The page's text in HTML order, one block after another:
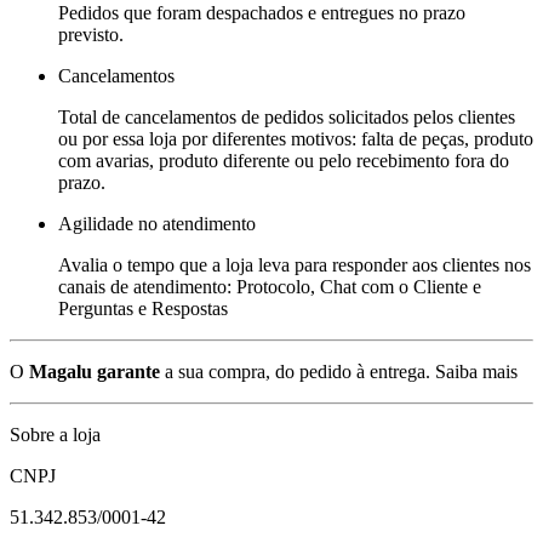
Pedidos que foram despachados e entregues no prazo
previsto.
Cancelamentos
Total de cancelamentos de pedidos solicitados pelos clientes
ou por essa loja por diferentes motivos: falta de peças, produto
com avarias, produto diferente ou pelo recebimento fora do
prazo.
Agilidade no atendimento
Avalia o tempo que a loja leva para responder aos clientes nos
canais de atendimento: Protocolo, Chat com o Cliente e
Perguntas e Respostas
O Magalu garante a sua compra, do pedido à entrega. Saiba mais
Sobre a loja
CNPJ
51.342.853/0001-42